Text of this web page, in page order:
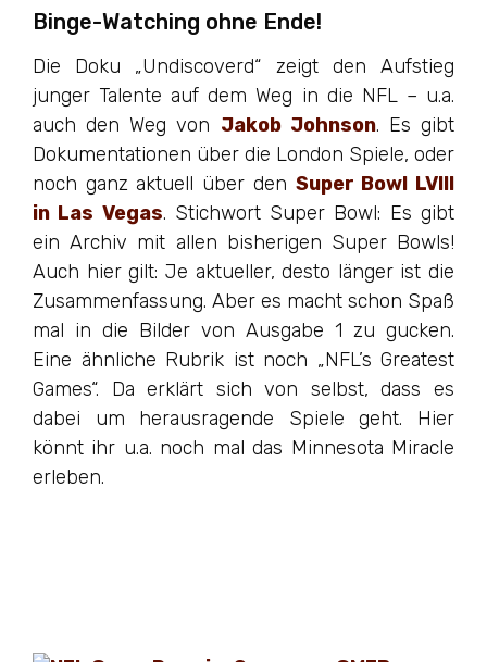
Binge-Watching ohne Ende!
Die Doku „Undiscoverd“ zeigt den Aufstieg
junger Talente auf dem Weg in die NFL – u.a.
auch den Weg von Jakob Johnson. Es gibt
Dokumentationen über die London Spiele, oder
noch ganz aktuell über den Super Bowl LVIII
in Las Vegas. Stichwort Super Bowl: Es gibt
ein Archiv mit allen bisherigen Super Bowls!
Auch hier gilt: Je aktueller, desto länger ist die
Zusammenfassung. Aber es macht schon Spaß
mal in die Bilder von Ausgabe 1 zu gucken.
Eine ähnliche Rubrik ist noch „NFL’s Greatest
Games“. Da erklärt sich von selbst, dass es
dabei um herausragende Spiele geht. Hier
könnt ihr u.a. noch mal das Minnesota Miracle
erleben.